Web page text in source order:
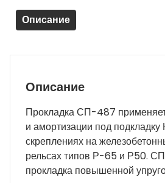
Описание
Описание
Прокладка СП-487
и амортизации под
скреплениях на
рельсах типов Р-65 и Р50.
прокладка повышенной